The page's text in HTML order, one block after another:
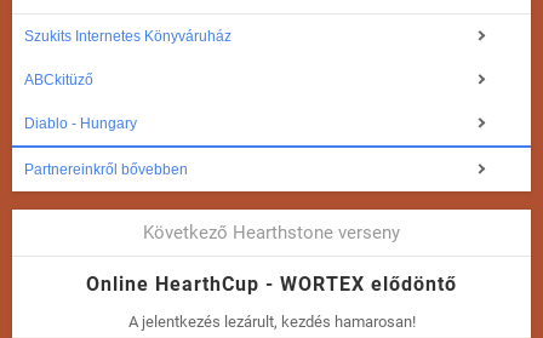
Szukits Internetes Könyváruház
ABCkitüző
Diablo - Hungary
Partnereinkről bővebben
Következő Hearthstone verseny
Online HearthCup - WORTEX elődöntő
A jelentkezés lezárult, kezdés hamarosan!